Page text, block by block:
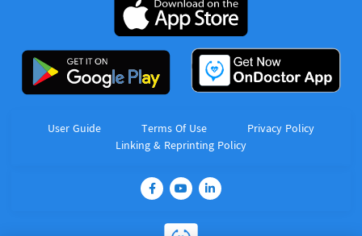
User Guide Terms Of Use
Privacy Policy
Linking & Reprinting Policy